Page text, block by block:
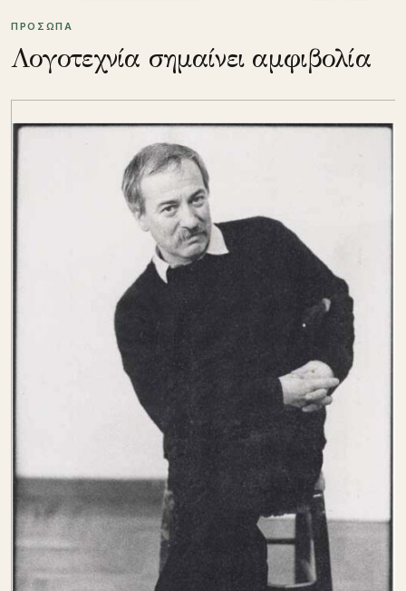
ΠΡΟΣΩΠΑ
Λογοτεχνία σημαίνει αμφιβολία